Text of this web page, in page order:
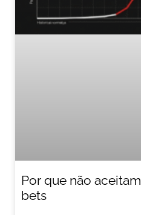
Por que não
bets